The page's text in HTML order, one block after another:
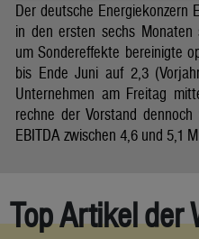
Der deutsche Energiekonzern
in den ersten sechs Monaten
um Sondereffekte bereinigte
bis Ende Juni auf 2,3
Unternehmen am Freitag
rechne der Vorstand
EBITDA zwischen 4,6 und 5,1
Top Artikel der